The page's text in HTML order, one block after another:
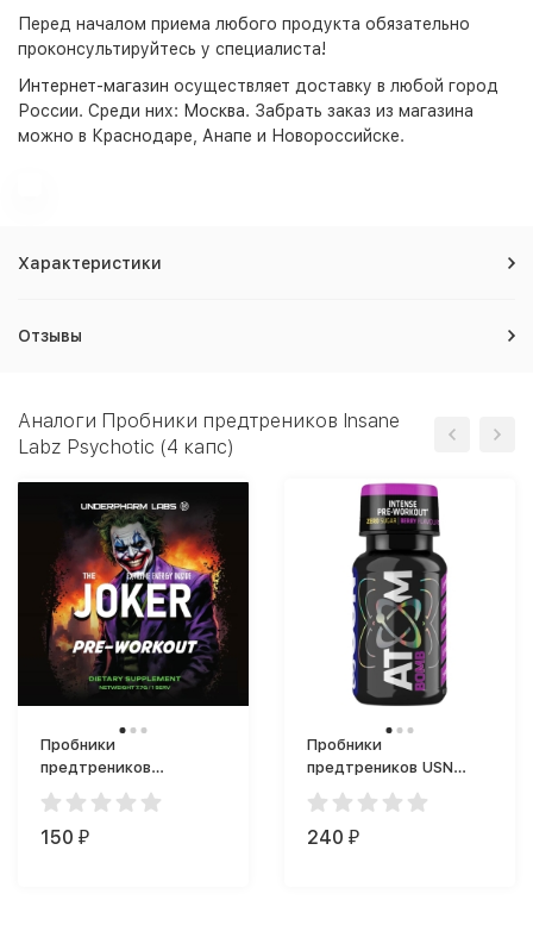
Перед началом приема любого продукта обязательно
проконсультируйтесь у специалиста!
Интернет-магазин осуществляет доставку в любой город
России. Среди них: Москва. Забрать заказ из магазина
можно в Краснодаре, Анапе и Новороссийске.
Характеристики
Отзывы
Аналоги Пробники предтреников Insane
Labz Psychotic (4 капс)
Пробники
предтреников
Underfarm Labs Joker
предтренинг (6 г)
150 ₽
Пробники
предтреников USN
Atom Bomb (60 мл)
240 ₽